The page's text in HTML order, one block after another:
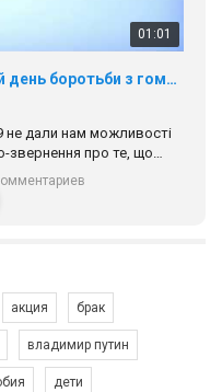
01:01
17 травня IDAHO. Міжнародний день боротьби з гомофобією трансфобією і біфобія.
не дали нам можливості
звернення про те, що
можемо зустрінеться, ми
цінності рівності та
підрозділи
акция брак
владимир путин
дети